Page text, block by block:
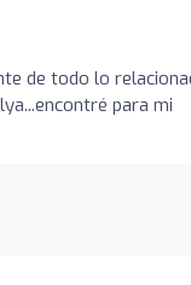
de todo lo
para mi